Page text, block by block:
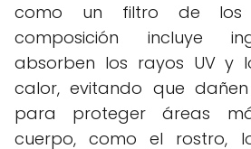
como un filtro de los
composición incluye
absorben los rayos UV y
calor, evitando que
para proteger áreas
cuerpo, como el rostro,